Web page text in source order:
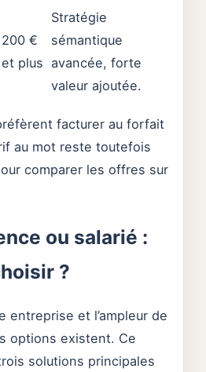
200 €
et plus
Stratégie
sémantique
avancée, forte
valeur ajoutée.
facturer au forfait
au mot reste toutefois
comparer les offres sur
ou salarié :
?
entreprise et l’ampleur de
options existent. Ce
solutions principales